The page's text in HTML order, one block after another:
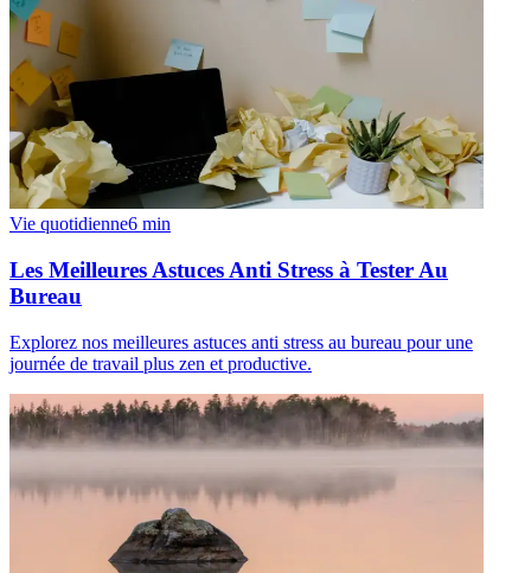
Vie quotidienne6 min
Les Meilleures Astuces Anti Stress à Tester Au
Bureau
Explorez nos meilleures astuces anti stress au bureau pour une
journée de travail plus zen et productive.